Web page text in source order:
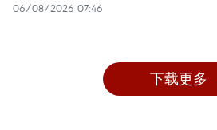
06/08/2026 07:46
下载更多